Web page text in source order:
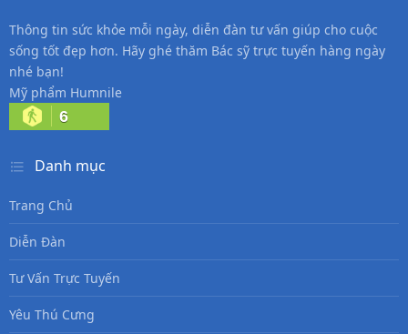
Thông tin sức khỏe mỗi ngày, diễn đàn tư vấn giúp cho cuộc
sống tốt đẹp hơn. Hãy ghé thăm Bác sỹ trực tuyến hàng ngày
nhé bạn!
Mỹ phẩm Humnile
6
Danh mục
Trang Chủ
Diễn Đàn
Tư Vấn Trực Tuyến
Yêu Thú Cưng